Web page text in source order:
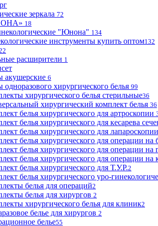
зеркала 72
18
"Юнона" 134
инструменты купить оптом132
расширители 1
акушерские 6
хирургического белья 99
хирургического белья стерильные36
хирургический комплект белья 36
белья хирургического для артроскопии
белья хирургического для кесарева
белья хирургического для
белья хирургического для операции на
белья хирургического для операции на
белья хирургического для операции на
белья хирургического для Т.У.Р.2
белья хирургического уро-
белья для операций2
белья для хирургов 2
хирургического белья для клиник2
белье для хирургов 2
белье55